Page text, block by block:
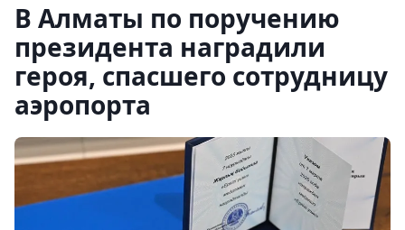
В Алматы по поручению
президента наградили
героя, спасшего сотрудницу
аэропорта